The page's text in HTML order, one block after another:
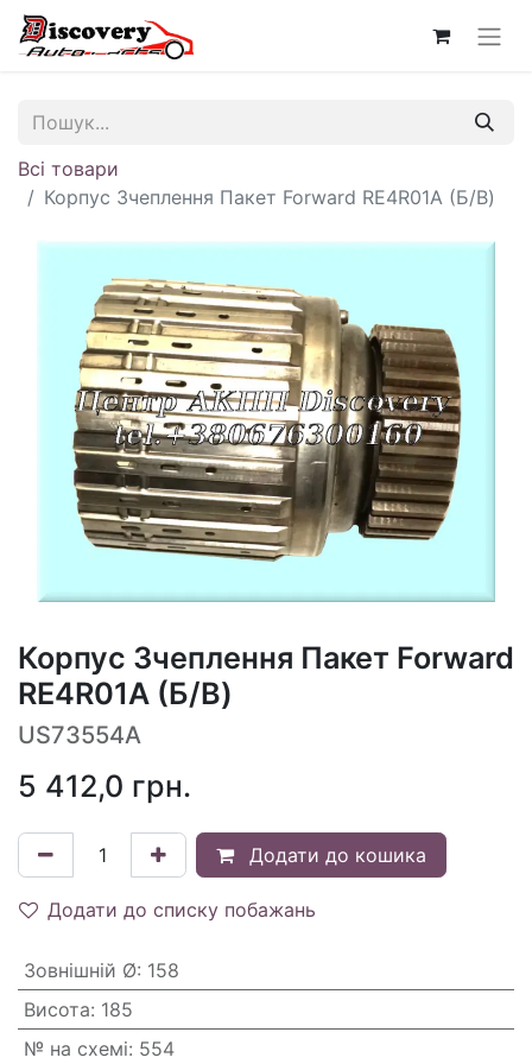
Всі товари
Корпус Зчеплення Пакет Forward RE4R01A (Б/В)
Корпус Зчеплення Пакет Forward
RE4R01A (Б/В)
US73554A
5 412,0 грн.
Додати до кошика
Додати до списку побажань
Зовнішній Ø: 158
Висота: 185
№ на схемі: 554